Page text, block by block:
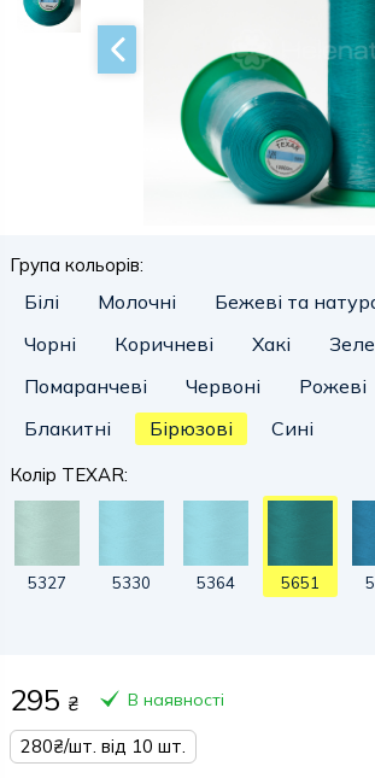
Група кольорів:
Білі Молочні Бежеві та
Чорні
Коричневі Хакі
Помаранчеві
Червоні Рожеві
Блакитні
Бірюзові Сині
Колір TEXAR:
5327 5330 5364 5651
295 ₴ В наявності
280₴/шт. від 10 шт.